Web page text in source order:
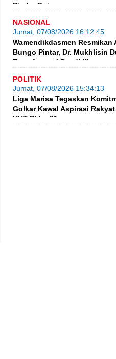
Rimbo Bujang
NASIONAL
Jumat, 07/08/2026 16:12:45
Wamendikdasmen Resmikan
Bungo Pintar, Dr. Mukhlisin
Transformasi Pendidikan
POLITIK
Jumat, 07/08/2026 15:34:13
Liga Marisa Tegaskan
Golkar Kawal Aspirasi
HUT RI ke-81